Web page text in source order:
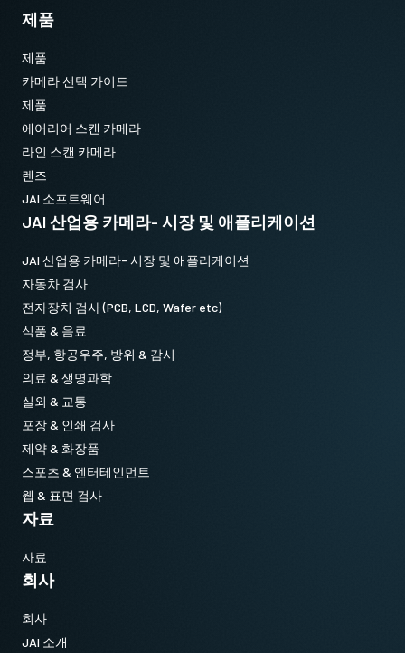
제품
제품
카메라 선택 가이드
제품
에어리어 스캔 카메라
라인 스캔 카메라
렌즈
JAI 소프트웨어
JAI 산업용 카메라- 시장 및 애플리케이션
JAI 산업용 카메라- 시장 및 애플리케이션
자동차 검사
전자장치 검사 (PCB, LCD, Wafer etc)
식품 & 음료
정부, 항공우주, 방위 & 감시
의료 & 생명과학
실외 & 교통
포장 & 인쇄 검사
제약 & 화장품
스포츠 & 엔터테인먼트
웹 & 표면 검사
자료
자료
회사
회사
JAI 소개